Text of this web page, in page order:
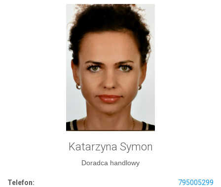
Katarzyna Symon
Doradca handlowy
Telefon:
795005299